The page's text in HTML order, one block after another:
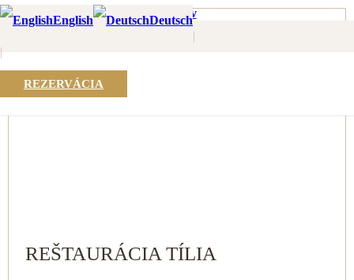
English Deutsch
|
|
REZERVÁCIA
Domov
Reštaurácia
REŠTAURÁCIA TÍLIA